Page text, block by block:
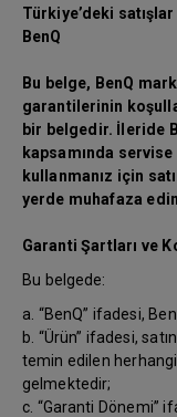
Türkiye’deki
BenQ
Bu belge, BenQ
garantilerinin
bir belgedir. İleride
kapsamında
kullanmanız için
yerde muhafaza
Garanti Şartları ve
Bu belgede:
a. “BenQ” ifadesi,
b. “Ürün” ifadesi,
temin edilen herhangi
gelmektedir;
c. “Garanti Dönemi”